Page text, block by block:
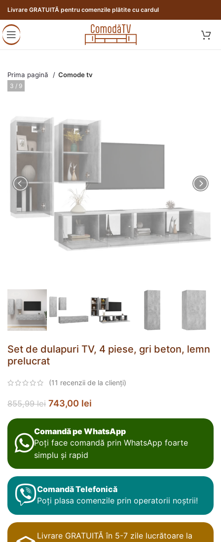
Livrare GRATUITĂ pentru comenzile plătite cu cardul
Prima pagină Comode tv
3 / 9
Set de dulapuri TV, 4 piese, gri beton, lemn
prelucrat
(11 recenzii de la clienți)
855,99lei 743,00 lei
Comandă pe WhatsApp
Poți face comandă prin WhatsApp foarte
simplu și rapid
Comandă Telefonică
Poți plasa comenzile prin operatorii noștrii!
Livrare GRATUITĂ în 5-7 zile lucrătoare la